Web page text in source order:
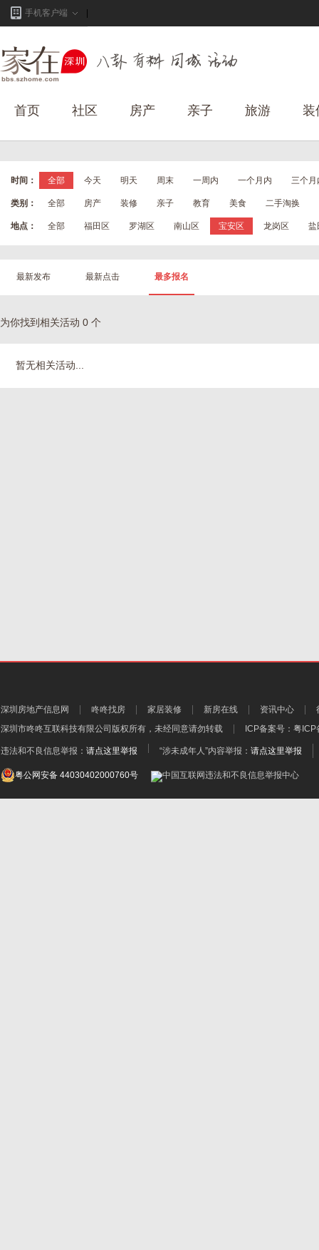
手机客户端
首页 社区 房产 亲子 旅游 装
时间： 全部 今天 明天 周末 一周内 一个月内 三个月
类别： 全部 房产 装修 亲子 教育 美食 二手淘换
地点： 全部 福田区 罗湖区 南山区 宝安区 龙岗区 盐
最新发布 最新点击 最多报名
为你找到相关活动 0 个
暂无相关活动...
深圳房地产信息网 咚咚找房 家居装修 新房在线 资讯中心
深圳市咚咚互联科技有限公司 版权所有，未经同意请勿转载 ICP备案号： 粤ICP
违法和不良信息举报： 请点这里举报 “涉未成年人”内容举报： 请点这里举报
粤公网安备 44030402000760号